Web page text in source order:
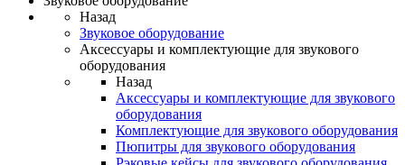
Назад
Звуковое оборудование
Аксессуары и комплектующие для звукового
оборудования
Назад
Аксессуары и комплектующие для звукового
оборудования
Комплектующие для звукового оборудования
Пюпитры для звукового оборудования